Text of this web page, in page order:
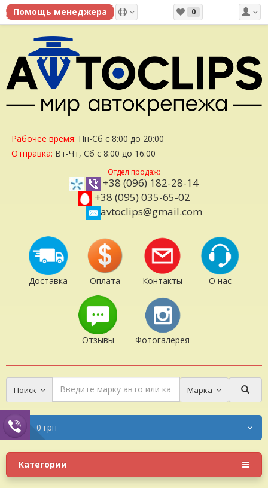
0
Рабочее время: Пн-Сб с 8:00 до 20:00
Отправка: Вт-Чт, Сб с 8:00 до 16:00
Отдел продаж:
+38 (096) 182-28-14
+38 (095) 035-65-02
avtoclips@gmail.com
Доставка Оплата Контакты О нас
Отзывы Фотогалерея
Поиск Марка
0 грн
Категории